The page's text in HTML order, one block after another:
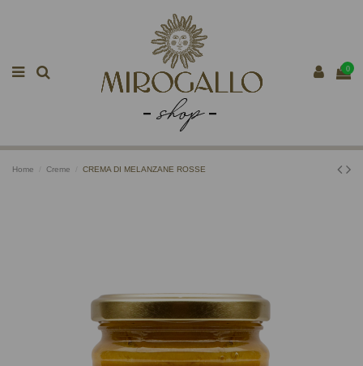
0
Home Creme CREMA DI MELANZANE ROSSE